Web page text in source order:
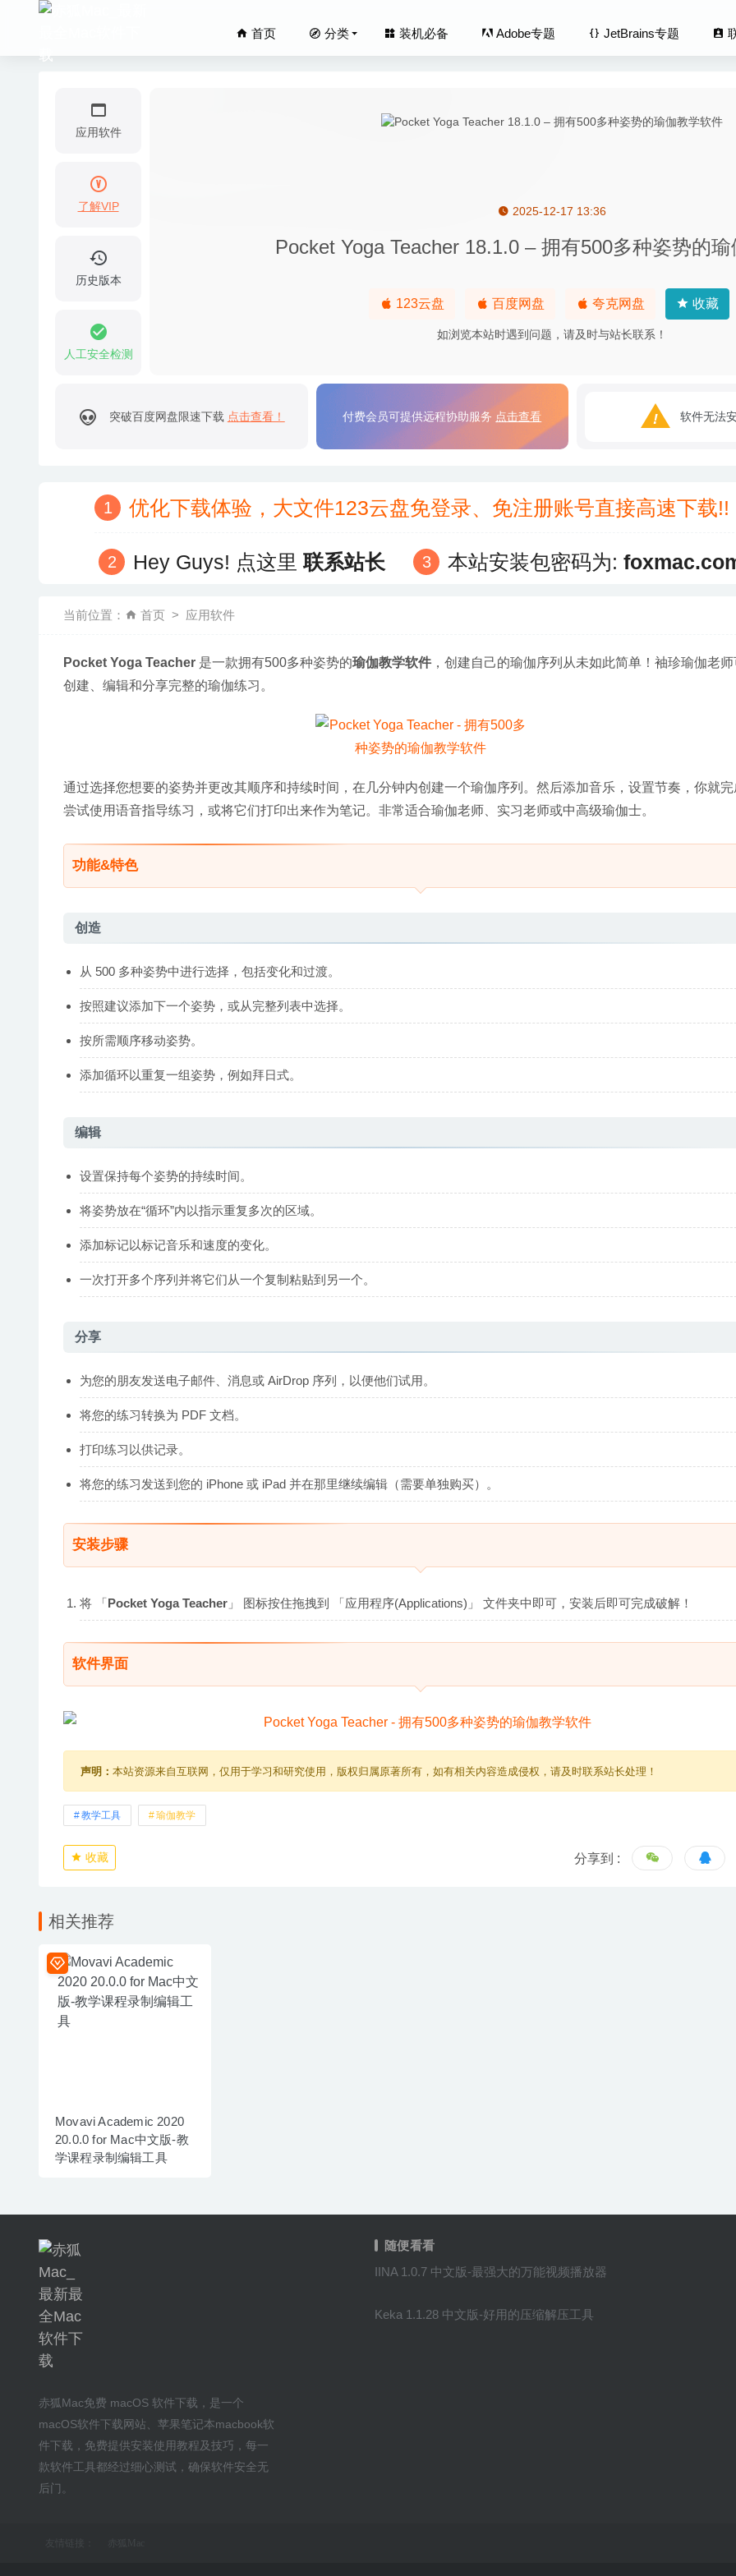
首页 分类 装机必备 Adobe专题 JetBrains专题
应用软件
了解VIP
历史版本
人工安全检测
2025-12-17 13:36
Pocket Yoga Teacher 18.1.0 – 拥有500多种姿势的
123云盘 百度网盘 夸克网盘 收藏
如浏览本站时遇到问题，请及时与站长联系！
突破百度网盘限速下载 点击查看！ 付费会员可提供远程协助服务 点击查看 软件无法
优化下载体验，大文件123云盘免登录、免注册账号直接高速下
Hey Guys! 点这里联系站长 本站安装包密码为:
当前位置： 首页 应用软件
Pocket Yoga Teacher 是一款拥有500多种姿势的瑜伽教学软件 ，创建自己的瑜伽序列从未如此简单！袖珍瑜伽老
创建、编辑和分享完整的瑜伽练习。
通过选择您想要的姿势并更改其顺序和持续时间，在几分钟内创建一个瑜伽序列。然后添加音乐，设置节奏，你就
尝试使用语音指导练习，或将它们打印出来作为笔记。非常适合瑜伽老师、实习老师或中高级瑜伽士。
功能&特色
创造
从 500 多种姿势中进行选择，包括变化和过渡。
按照建议添加下一个姿势，或从完整列表中选择。
按所需顺序移动姿势。
添加循环以重复一组姿势，例如拜日式。
编辑
设置保持每个姿势的持续时间。
将姿势放在“循环”内以指示重复多次的区域。
添加标记以标记音乐和速度的变化。
一次打开多个序列并将它们从一个复制粘贴到另一个。
分享
为您的朋友发送电子邮件、消息或 AirDrop 序列，以便他们试用。
将您的练习转换为 PDF 文档。
打印练习以供记录。
将您的练习发送到您的 iPhone 或 iPad 并在那里继续编辑（需要单独购买）。
安装步骤
将 「Pocket Yoga Teacher 」 图标按住拖拽到 「应用程序(Applications)」 文件夹中即可，安装后即可完成破解！
软件界面
声明： 本站资源来自互联网，仅用于学习和研究使用，版权归属原著所有，如有相关内容造成侵权，请及时联系站长处理！
教学工具 瑜伽教学
收藏 分享到 :
相关推荐
Movavi Academic 2020
20.0.0 for Mac中文版-教
学课程录制编辑工具
赤狐Mac免费 macOS 软件下载 ，是一个
macOS软件下载网站
苹果笔记本macbook软
件下载 ，免费提供安装使用教程及技巧 ，每一
款软件工具都经过细心测试，确保软件安全无
后门。
随便看看
IINA 1.0.7 中文版-最强大的万能视频播放器
Keka 1.1.28 中文版-好用的压缩解压工具
Remote Buddy 2.0.19 – 远程控制工具 2021-06-07
2026-01-06